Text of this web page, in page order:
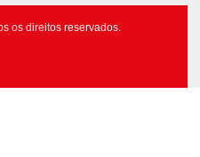
os direitos reservados.